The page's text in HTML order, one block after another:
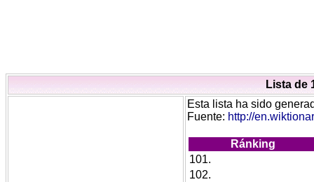
Lista de
Esta lista ha sido
Fuente: http://
Ránking
101.
102.